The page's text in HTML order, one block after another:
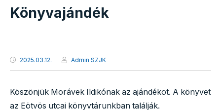
Könyvajándék
2025.03.12. Admin SZJK
Köszönjük Morávek Ildikónak az ajándékot. A könyvet
az Eötvös utcai könyvtárunkban találják.